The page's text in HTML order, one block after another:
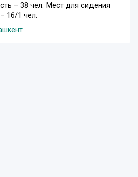
– 38 чел. Мест для сидения
16/1 чел.